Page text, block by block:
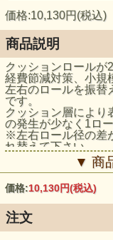
価格:10,130円(税込)
商品説明
クッションロールが
経費節減対策、小規
左右のロールを振替
です。
クッション層により
の発生が少なく1ロ
※左右ロール径の差
れ替えて下さい。
▼ 商
価格:10,130円(税込)
注文